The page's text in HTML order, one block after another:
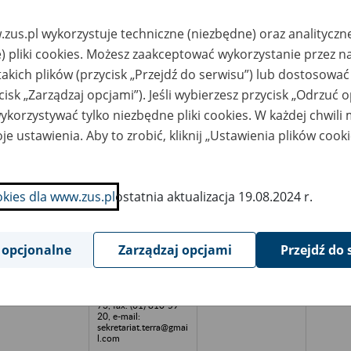
24
Digitalizacja TERRA
Spółka z o.o. ul.
Kościuszki 8, 62-051
Wiry tel. (61) 810-66-
73, fax. (61) 810-59-
20, e-mail:
sekretariat.terra@gmai
l.com
24
o.o./n82-300 Elbląg,
ul. Łęczycka 24i/ntel.
(55) 641-99-36,/nfax
Rolne
Spółka z
Archiwum-
Digitalizacja TERRA
73, fax. (61) 810-59-
20, e-mail:
sekretariat.terra@gmai
l.com
1995-
wykorzystuje techniczne (niezbędne) oraz
pliki cookies. Możesz zaakceptować wykorzystanie przez
plików (przycisk „Przejdź do serwisu”) lub
„Zarządzaj opcjami”). Jeśli wybierzesz przycisk „Odrzuć
tylko niezbędne pliki cookies. W każdej chwili
ustawienia. Aby to zrobić, kliknij „Ustawienia plików
dla www.zus.plostatnia aktualizacja 19.08.2024 r.
Zarządzaj opcjami Przejdź do